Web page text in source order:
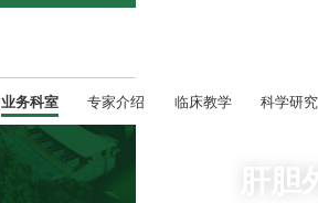
业务科室 专家介绍 临床教学 科学研究
肝胆